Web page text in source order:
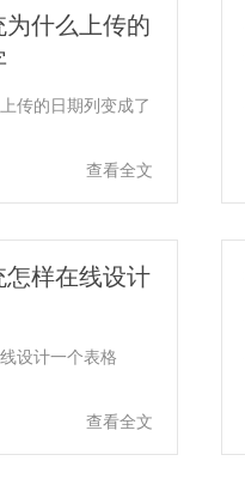
什么上传的
传的日期列变成了
查看全文
样在线设计
设计一个表格
查看全文